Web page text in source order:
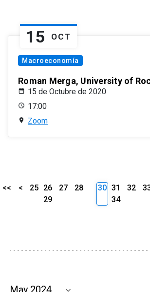
15 OCT
Macroeconomía
Roman Merga, University of
15 de Octubre de 2020
17:00
Zoom
<< < 25 26 27
28
29
30 31 32
34